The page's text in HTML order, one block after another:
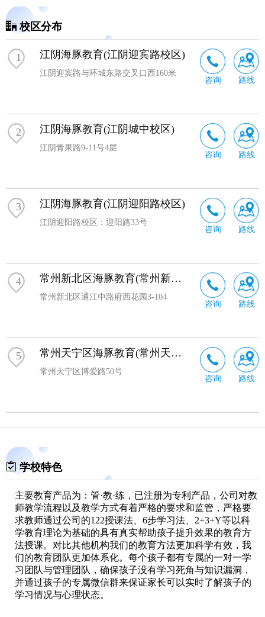
念，并长期坚持“乐于学习、敬业、诚信”的企业文化，力
争对外通过高品质服务取得客户的尊重与认可，赢得口碑
与品牌；对内成就员工，实现员工个人价值公平公正发
挥，为家庭、为社会贡献价值。
校区分布
1 江阴海豚教育(江阴迎宾路校区)
江阴迎宾路与环城东路交叉口西160米
咨询 路线
2 江阴海豚教育(江阴城中校区)
江阴青果路9-11号4层
咨询 路线
3 江阴海豚教育(江阴迎阳路校区)
江阴迎阳路校区：迎阳路33号
咨询 路线
4 常州新北区海豚教育(常州新北校区)
常州新北区通江中路府西花园3-104
咨询 路线
5 常州天宁区海豚教育(常州天宁校区)
常州天宁区博爱路50号
咨询 路线
学校特色
主要教育产品为：管·教·练，已注册为专利产品，公司对教
师教学流程以及教学方式有着严格的要求和监管，严格要
求教师通过公司的122授课法、6步学习法、2+3+Y等以科
学教育理论为基础的具有真实帮助孩子提升效果的教育方
法授课。对比其他机构我们的教育方法更加科学有效，我
们的教育团队更加体系化。每个孩子都有专属的一对一学
习团队与管理团队，确保孩子没有学习死角与知识漏洞，
并通过孩子的专属微信群来保证家长可以实时了解孩子的
学习情况与心理状态。